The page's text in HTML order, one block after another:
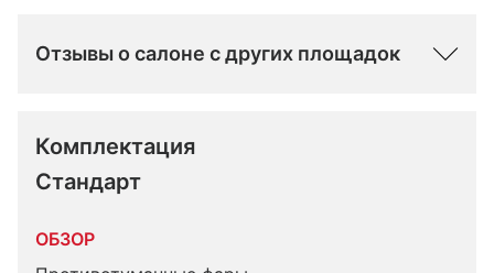
Отзывы о салоне с других площадок
Комплектация
Стандарт
ОБЗОР